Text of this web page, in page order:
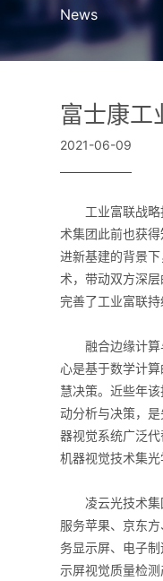
News
富士康工
2021-06-09
工业富联战略投
术集团此前也获
进新基建的背景
术，带动双方深
完善了工业富联
融合边缘计算与
心是基于数学计
慧决策。近些年
动分析与决策，
器视觉系统广泛
机器视觉技术集
凌云光技术集团
服务苹果、京东
务显示屏、电子
示屏视觉质量检